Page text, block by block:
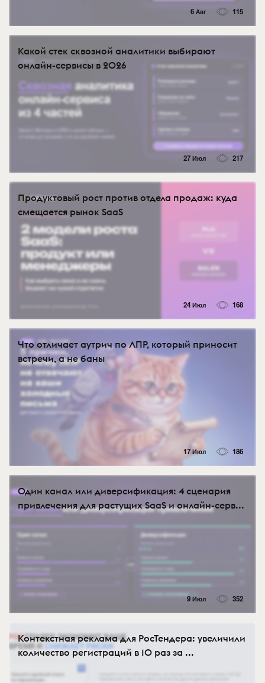
6 Авг 115
Какой стек сквозной аналитики выбирают
онлайн-сервисы в 2026
27 Июл 217
Продуктовый рост против отдела продаж: куда
смещается рынок SaaS
24 Июл 168
Что отличает аутрич по ЛПР, который приносит
встречи, а не баны
17 Июл 186
Один канал или диверсификация: 4 сценария
привлечения для растущих SaaS и онлайн-серв...
9 Июл 352
Контекстная реклама для РосТендера: увеличили
количество регистраций в 10 раз за ...